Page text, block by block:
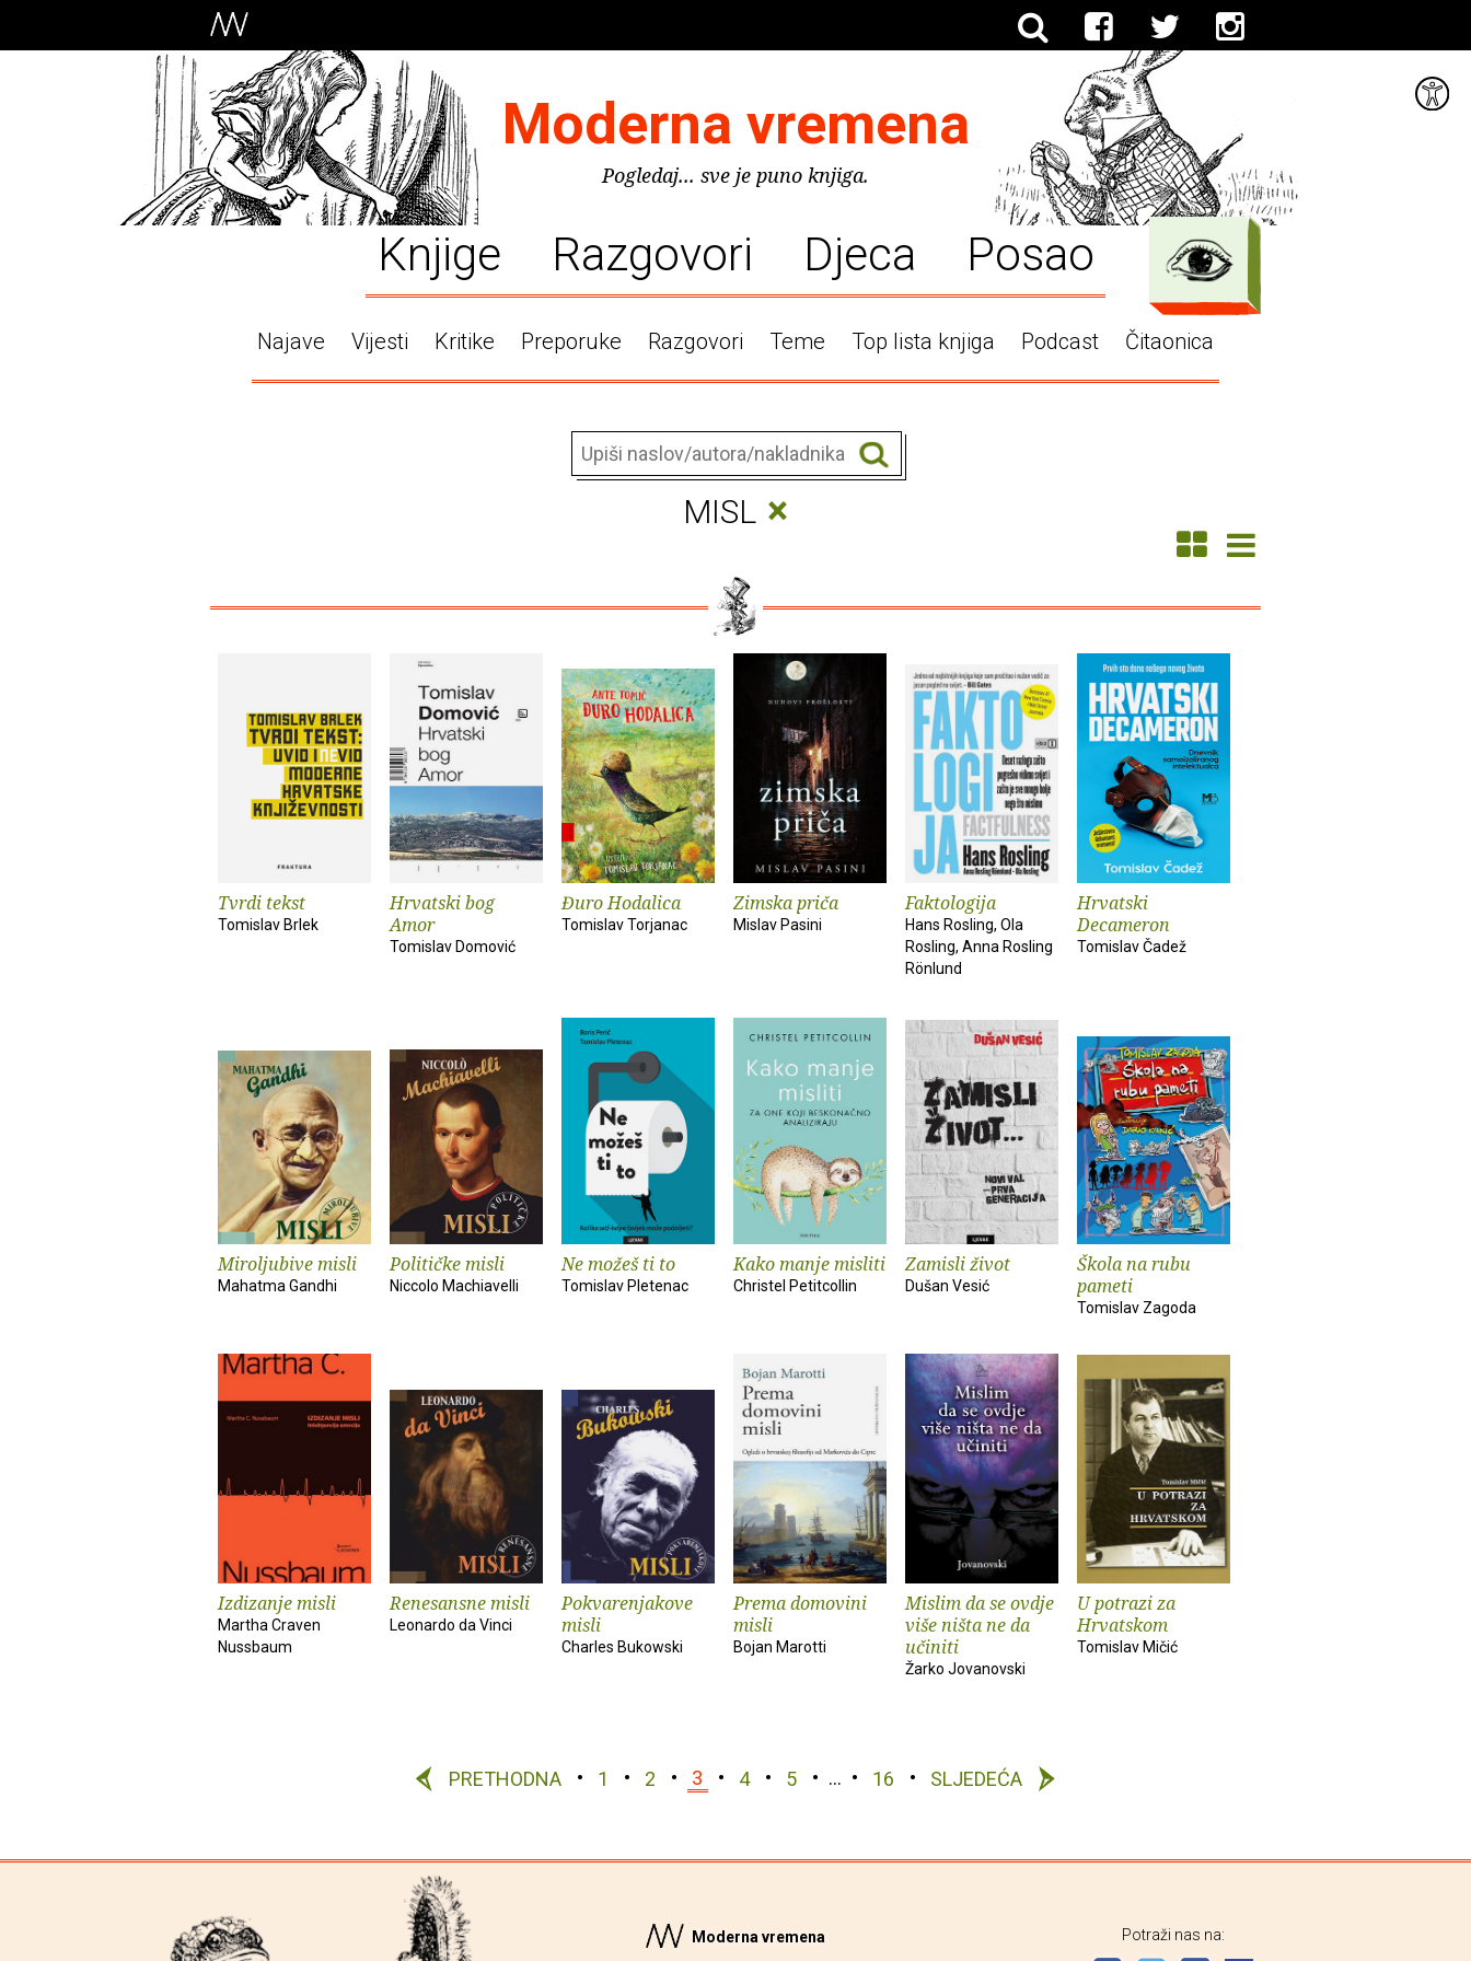
Moderna vremena
Pogledaj... sve je puno knjiga.
Knjige Razgovori Djeca Posao
Najave Vijesti Kritike Preporuke Razgovori Teme Top lista knjiga Podcast Čitaonica
MISL ×
Tvrdi tekst
Tomislav Brlek
Hrvatski bog
Amor
Tomislav Domović
Đuro Hodalica
Tomislav Torjanac
Zimska priča
Mislav Pasini
Faktologija
Hans Rosling, Ola
Rosling, Anna Rosling
Rönlund
Hrvatski
Decameron
Tomislav Čadež
Miroljubive misli
Mahatma Gandhi
Političke misli
Niccolo Machiavelli
Ne možeš ti to
Tomislav Pletenac
Kako manje misliti
Christel Petitcollin
Zamisli život
Dušan Vesić
Škola na rubu
pameti
Tomislav Zagoda
Izdizanje misli
Martha Craven
Nussbaum
Renesansne misli
Leonardo da Vinci
Pokvarenjakove
misli
Charles Bukowski
Prema domovini
misli
Bojan Marotti
Mislim da se ovdje
više ništa ne da
učiniti
Žarko Jovanovski
U potrazi za
Hrvatskom
Tomislav Mičić
PRETHODNA 1 2 3 4 5 … 16 SLJEDEĆA
Moderna vremena Potraži nas na: